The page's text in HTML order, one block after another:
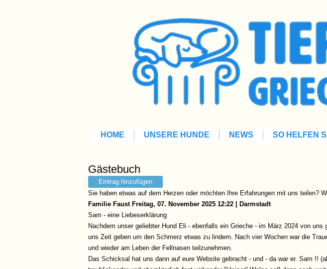
HOME UNSERE HUNDE NEWS SO HELFEN
Gästebuch
Eintrag hinzufügen
Sie haben etwas auf dem Herzen oder möchten Ihre Erfahrungen mit uns teilen?
Familie Faust Freitag, 07. November 2025 12:22 | Darmstadt
Sam - eine Liebeserklärung
Nachdem unser geliebter Hund Eli - ebenfalls ein Grieche - im März 2024 von
uns Zeit geben um den Schmerz etwas zu lindern. Nach vier Wochen war die
und wieder am Leben der Fellnasen teilzunehmen.
Das Schicksal hat uns dann auf eure Website gebracht - und - da war er. Sam !!